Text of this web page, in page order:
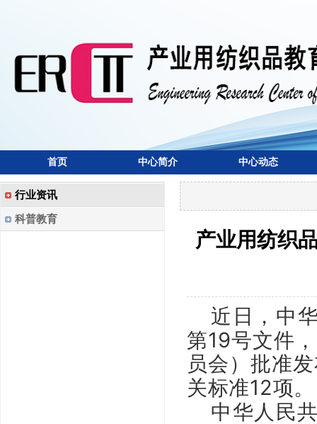
首页 中心简介 中心动态
行业资讯
科普教育
产业用纺织
近日，中
第19号文件
员会）批准
关标准12项。
中华人民